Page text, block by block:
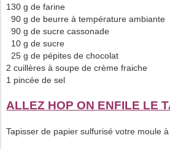
130 g de farine
90 g de beurre à température ambiante
90 g de sucre cassonade
10 g de sucre
25 g de pépites de chocolat
2 cuillères à soupe de crème fraiche
1 pincée de sel
ALLEZ HOP ON ENFILE LE
Tapisser de papier sulfurisé votre moule à